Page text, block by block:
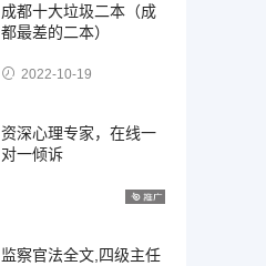
成都十大垃圾二本（成
都最差的二本）
2022-10-19
资深心理专家，在线一
对一倾诉
监察官法全文,四级主任